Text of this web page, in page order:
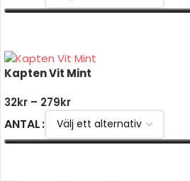
Kapten Vit Mint
32kr – 279kr
ANTAL